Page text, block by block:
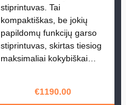
stiprintuvas. Tai
kompaktiškas, be jokių
papildomų funkcijų garso
stiprintuvas, skirtas tiesiog
maksimaliai kokybiškai…
€1190.00